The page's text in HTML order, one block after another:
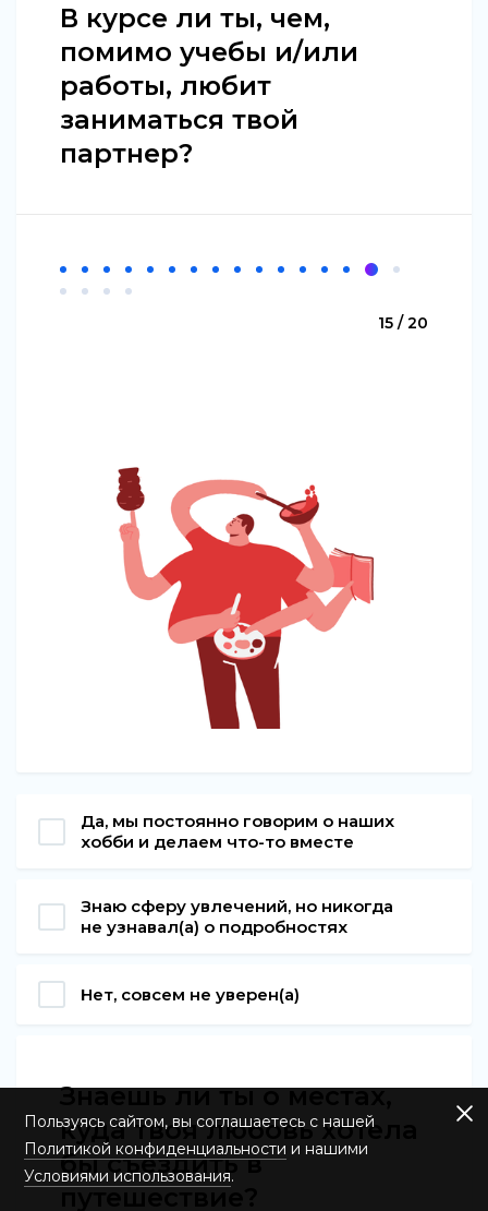
В курсе ли ты, чем,
помимо учебы и/или
работы, любит
заниматься твой
партнер?
15 / 20
Да, мы постоянно говорим о наших
хобби и делаем что-то вместе
Знаю сферу увлечений, но никогда
не узнавал(а) о подробностях
Нет, совсем не уверен(а)
Знаешь ли ты о местах,
куда твоя любовь хотела
бы съездить в
путешествие?
Пользуясь сайтом, вы соглашаетесь с нашей
Политикой конфиденциальности и нашими
Условиями использования.